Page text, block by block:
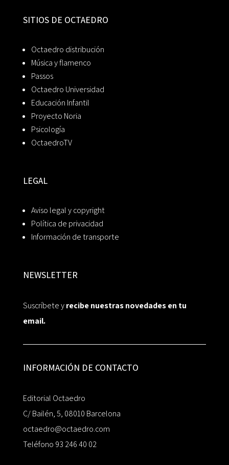
SITIOS DE OCTAEDRO
Octaedro distribución
Música y flamenco
Passos
Octaedro Universidad
Educación Infantil
Proyecto Noria
Psicología
OctaedroTV
LEGAL
Aviso legal y copyright
Política de privacidad
Información de transporte
NEWSLETTER
Suscríbete yrecibe nuestras novedades en tu
email.
INFORMACIÓN DE CONTACTO
Editorial Octaedro
C/ Bailén, 5, 08010 Barcelona
octaedro@octaedro.com
Teléfono 93 246 40 02